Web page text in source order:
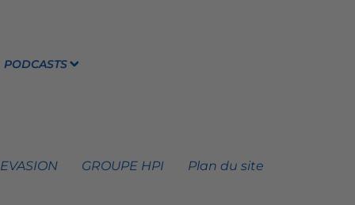
PODCASTS
GROUPE HPI Plan du site